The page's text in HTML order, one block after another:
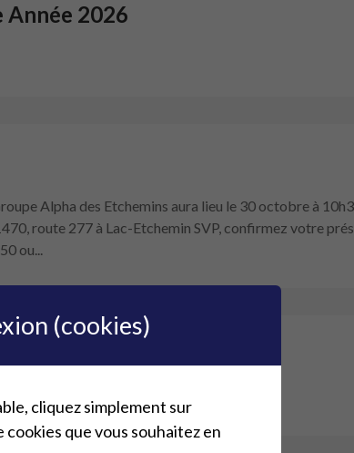
Année 2026
Alpha des Etchemins aura lieu le 30 octobre à
route 277 à Lac-Etchemin SVP, confirmez votre
ou...
(cookies)
cliquez simplement sur
que vous souhaitez en